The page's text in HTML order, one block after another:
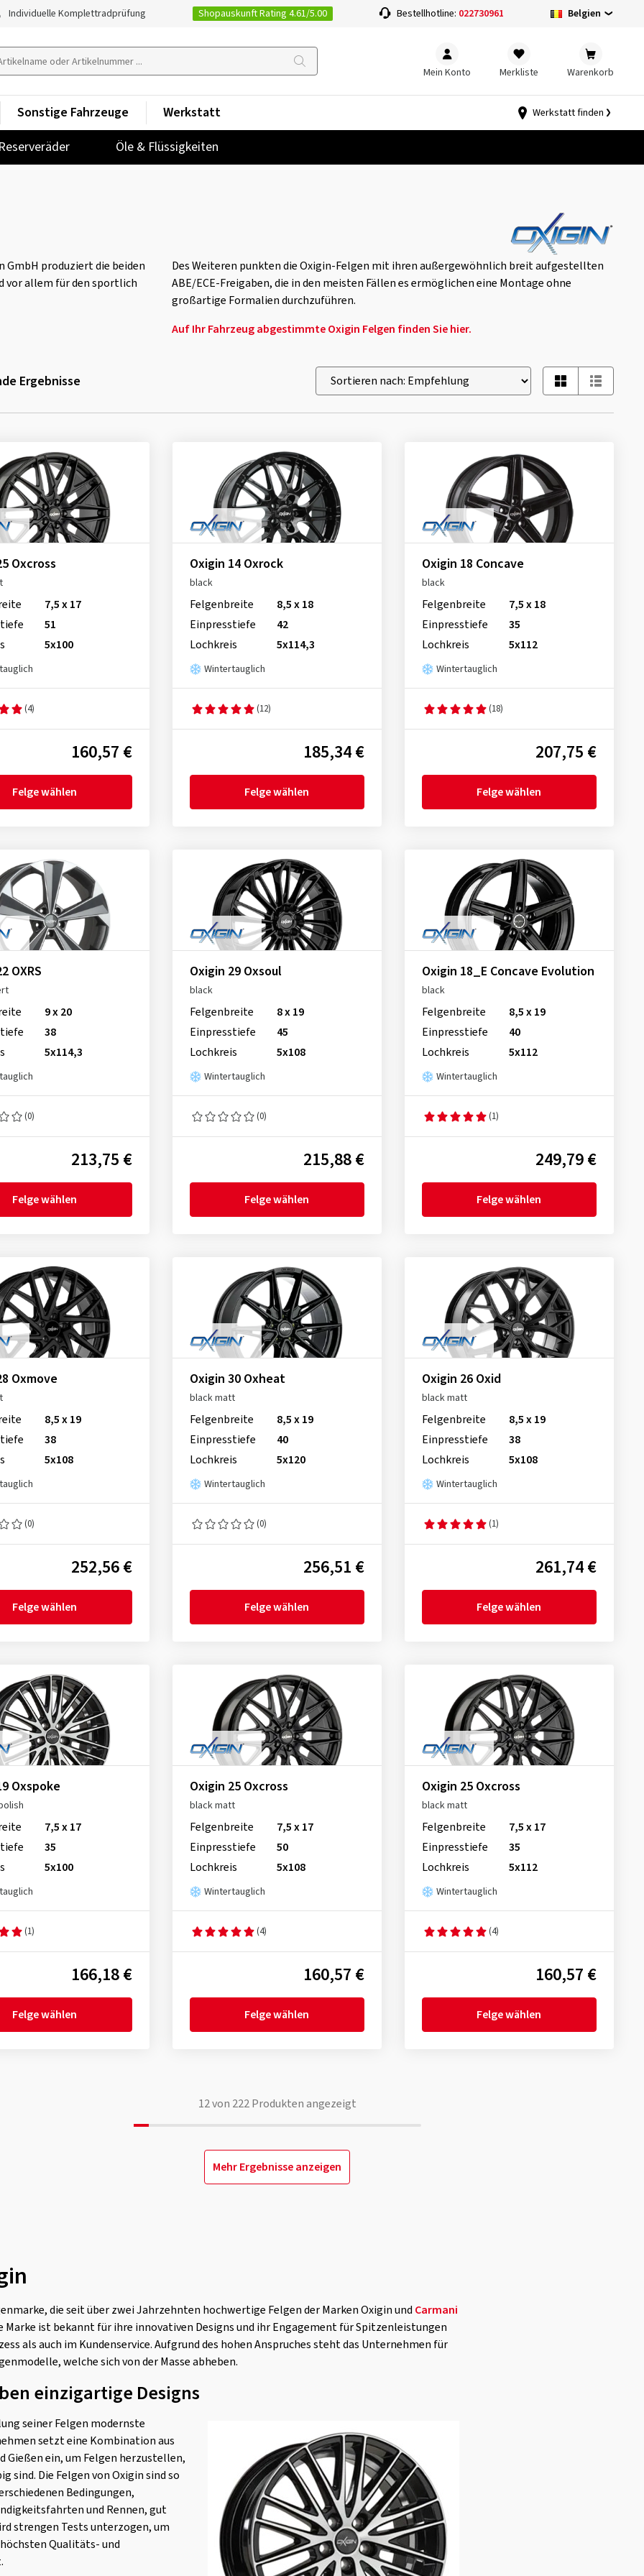
Individuelle Komplettradprüfung Shopauskunft Rating 4.61/5.00 Bestellhotline: 022730961 Belgien
Mein Konto Merkliste Warenkorb
Reserveräder Öle & Flüssigkeiten
Sonstige Fahrzeuge Werkstatt Werkstatt finden
GmbH produziert die beiden
vor allem für den sportlich
Des Weiteren punkten die Oxigin-Felgen mit ihren außergewöhnlich breit aufgestellten
ABE/ECE-Freigaben, die in den meisten Fällen es ermöglichen eine Montage ohne
großartige Formalien durchzuführen.
Auf Ihr Fahrzeug abgestimmte Oxigin Felgen finden Sie hier.
Ergebnisse
Oxcross
7,5 x 17
51
5x100
(4)
160,57 €
Felge wählen
Oxigin 14 Oxrock
black
Felgenbreite
8,5 x 18
Einpresstiefe
42
Lochkreis
5x114,3
Wintertauglich
(12)
185,34 €
Felge wählen
Oxigin 18 Concave
black
Felgenbreite
7,5 x 18
Einpresstiefe
35
Lochkreis
5x112
Wintertauglich
(18)
207,75 €
Felge wählen
OXRS
9 x 20
38
5x114,3
(0)
213,75 €
Felge wählen
Oxigin 29 Oxsoul
black
Felgenbreite
8 x 19
Einpresstiefe
45
Lochkreis
5x108
Wintertauglich
(0)
215,88 €
Felge wählen
Oxigin 18_E Concave Evolution
black
Felgenbreite
8,5 x 19
Einpresstiefe
40
Lochkreis
5x112
Wintertauglich
(1)
249,79 €
Felge wählen
Oxmove
8,5 x 19
38
5x108
(0)
252,56 €
Felge wählen
Oxigin 30 Oxheat
black matt
Felgenbreite
8,5 x 19
Einpresstiefe
40
Lochkreis
5x120
Wintertauglich
(0)
256,51 €
Felge wählen
Oxigin 26 Oxid
black matt
Felgenbreite
8,5 x 19
Einpresstiefe
38
Lochkreis
5x108
Wintertauglich
(1)
261,74 €
Felge wählen
Oxspoke
7,5 x 17
35
5x100
(1)
166,18 €
Felge wählen
Oxigin 25 Oxcross
black matt
Felgenbreite
7,5 x 17
Einpresstiefe
50
Lochkreis
5x108
Wintertauglich
(4)
160,57 €
Felge wählen
Oxigin 25 Oxcross
black matt
Felgenbreite
7,5 x 17
Einpresstiefe
35
Lochkreis
5x112
Wintertauglich
(4)
160,57 €
Felge wählen
12von 222Produkten angezeigt
Mehr Ergebnisse anzeigen
die seit über zwei Jahrzehnten hochwertige Felgen der Marken Oxigin und Carmani
ist bekannt für ihre innovativen Designs und ihr Engagement für Spitzenleistungen
als auch im Kundenservice. Aufgrund des hohen Anspruches steht das Unternehmen für
welche sich von der Masse abheben.
einzigartige Designs
seiner Felgen modernste
setzt eine Kombination aus
Gießen ein, um Felgen herzustellen,
sind. Die Felgen von Oxigin sind so
Bedingungen,
und Rennen, gut
strengen Tests unterzogen, um
Qualitäts- und